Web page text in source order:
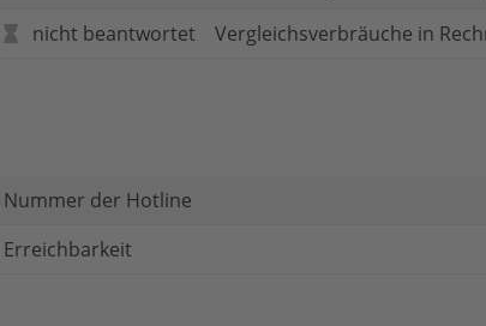
nicht beantwortet
Vergleichsverbräuche in
Nummer der Hotline
Erreichbarkeit